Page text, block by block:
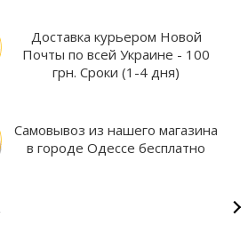
Доставка курьером Новой
Почты по всей Украине - 100
грн. Сроки (1-4 дня)
Самовывоз из нашего магазина
в городе Одессе бесплатно